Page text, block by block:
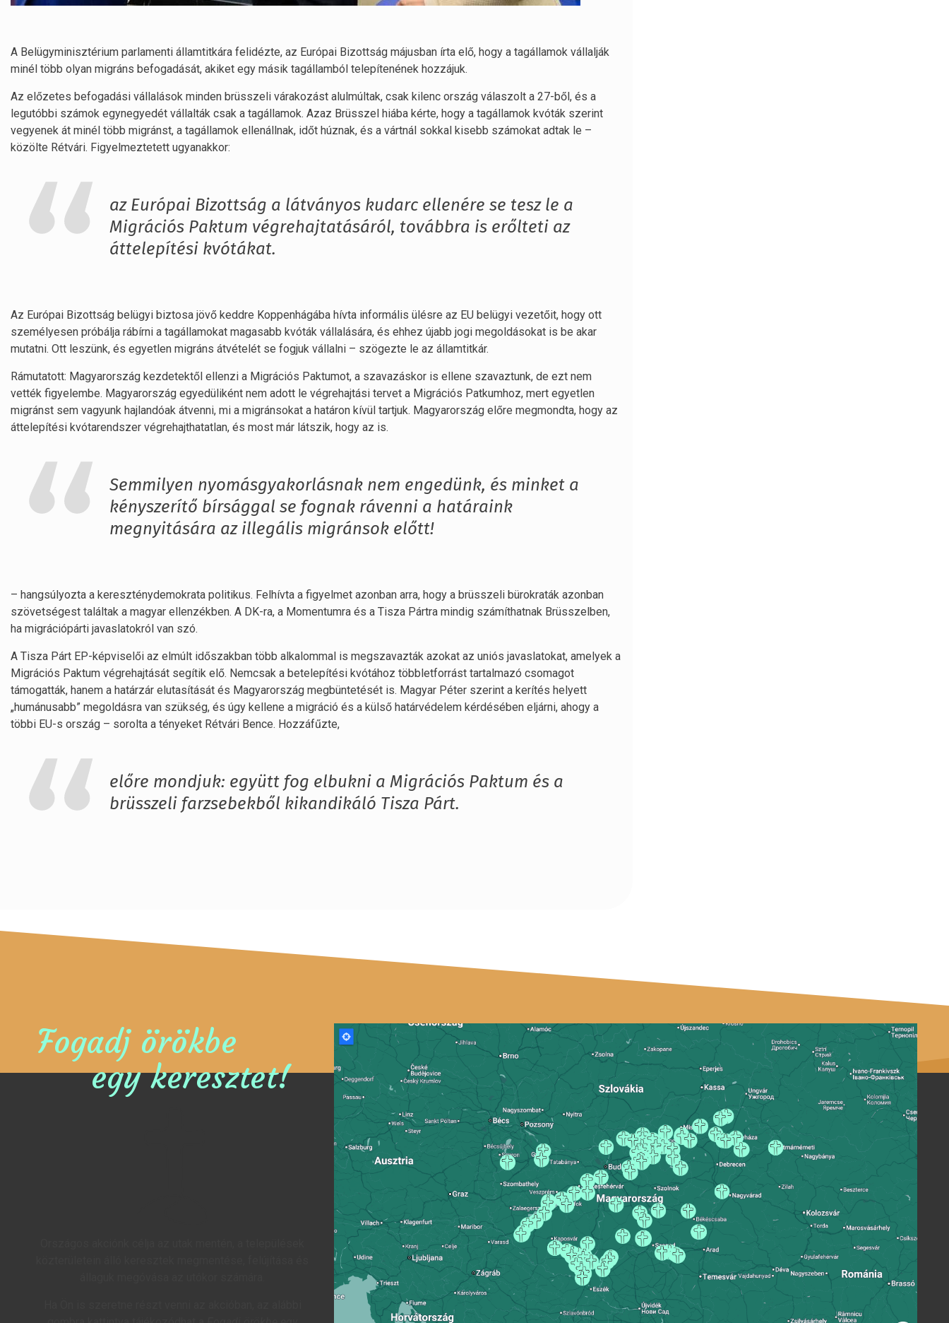
A Belügyminisztérium parlamenti államtitkára felidézte, az Európai Bizottság májusban írta elő, hogy a tagállamok vállalják
minél több olyan migráns befogadását, akiket egy másik tagállamból telepítenének hozzájuk.
Az előzetes befogadási vállalások minden brüsszeli várakozást alulmúltak, csak kilenc ország válaszolt a 27-ből, és a
legutóbbi számok egynegyedét vállalták csak a tagállamok. Azaz Brüsszel hiába kérte, hogy a tagállamok kvóták szerint
vegyenek át minél több migránst, a tagállamok ellenállnak, időt húznak, és a vártnál sokkal kisebb számokat adtak le –
közölte Rétvári. Figyelmeztetett ugyanakkor:
az Európai Bizottság a látványos kudarc ellenére se tesz le a
Migrációs Paktum végrehajtatásáról, továbbra is erőlteti az
áttelepítési kvótákat.
Az Európai Bizottság belügyi biztosa jövő keddre Koppenhágába hívta informális ülésre az EU belügyi vezetőit, hogy ott
személyesen próbálja rábírni a tagállamokat magasabb kvóták vállalására, és ehhez újabb jogi megoldásokat is be akar
mutatni. Ott leszünk, és egyetlen migráns átvételét se fogjuk vállalni – szögezte le az államtitkár.
Rámutatott: Magyarország kezdetektől ellenzi a Migrációs Paktumot, a szavazáskor is ellene szavaztunk, de ezt nem
vették figyelembe. Magyarország egyedüliként nem adott le végrehajtási tervet a Migrációs Patkumhoz, mert egyetlen
migránst sem vagyunk hajlandóak átvenni, mi a migránsokat a határon kívül tartjuk. Magyarország előre megmondta, hogy az
áttelepítési kvótarendszer végrehajthatatlan, és most már látszik, hogy az is.
Semmilyen nyomásgyakorlásnak nem engedünk, és minket a
kényszerítő bírsággal se fognak rávenni a határaink
megnyitására az illegális migránsok előtt!
– hangsúlyozta a kereszténydemokrata politikus. Felhívta a figyelmet azonban arra, hogy a brüsszeli bürokraták azonban
szövetségest találtak a magyar ellenzékben. A DK-ra, a Momentumra és a Tisza Pártra mindig számíthatnak Brüsszelben,
ha migrációpárti javaslatokról van szó.
A Tisza Párt EP-képviselői az elmúlt időszakban több alkalommal is megszavazták azokat az uniós javaslatokat, amelyek a
Migrációs Paktum végrehajtását segítik elő. Nemcsak a betelepítési kvótához többletforrást tartalmazó csomagot
támogatták, hanem a határzár elutasítását és Magyarország megbüntetését is. Magyar Péter szerint a kerítés helyett
„humánusabb” megoldásra van szükség, és úgy kellene a migráció és a külső határvédelem kérdésében eljárni, ahogy a
többi EU-s ország – sorolta a tényeket Rétvári Bence. Hozzáfűzte,
előre mondjuk: együtt fog elbukni a Migrációs Paktum és a
brüsszeli farzsebekből kikandikáló Tisza Párt.
Fogadj örökbe
egy keresztet!